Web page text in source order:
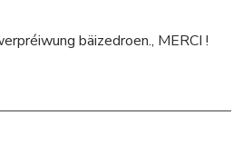
bäizedroen., MERCI !